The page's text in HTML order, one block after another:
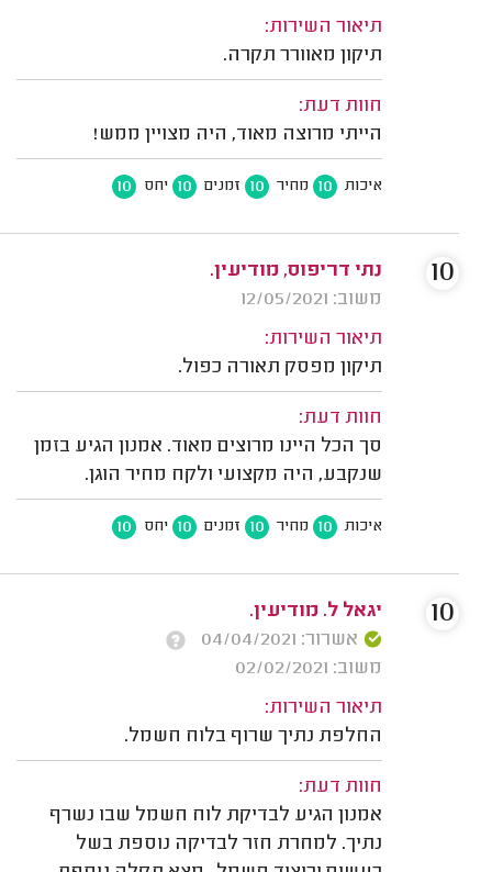
תיאור השירות:
תיקון מאוורר תקרה.
חוות דעת:
הייתי מרוצה מאוד, היה מצויין ממש!
איכות 10 מחיר 10 זמנים 10 יחס 10
נתי דריפוס, מודיעין.
משוב: 12/05/2021
תיאור השירות:
תיקון מפסק תאורה כפול.
חוות דעת:
סך הכל היינו מרוצים מאוד. אמנון הגיע בזמן
שנקבע, היה מקצועי ולקח מחיר הוגן.
איכות 10 מחיר 10 זמנים 10 יחס 10
10
יגאל ל. מודיעין.
אשרור: 04/04/2021
משוב: 02/02/2021
תיאור השירות:
החלפת נתיך שרוף בלוח חשמל.
חוות דעת:
אמנון הגיע לבדיקת לוח חשמל שבו נשרף
נתיך. למחרת חזר לבדיקה נוספת בשל
10